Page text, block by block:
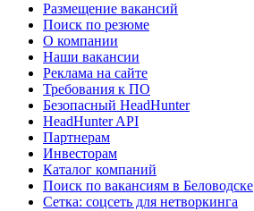
Размещение вакансий
Поиск по резюме
О компании
Наши вакансии
Реклама на сайте
Требования к ПО
Безопасный HeadHunter
HeadHunter API
Партнерам
Инвесторам
Каталог компаний
Поиск по вакансиям в Беловодске
Сетка: соцсеть для нетворкинга